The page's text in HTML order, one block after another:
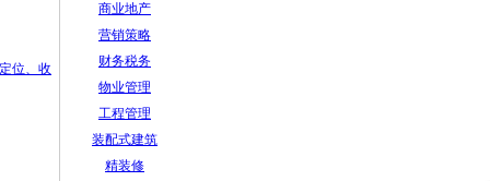
位、收
商业地产
营销策略
财务税务
物业管理
工程管理
装配式建筑
精装修